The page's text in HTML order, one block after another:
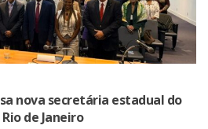
nova secretária estadual do
de Janeiro